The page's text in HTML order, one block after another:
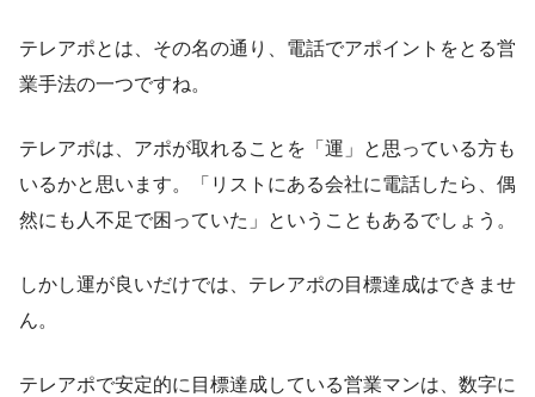
テレアポとは、その名の通り、電話でアポイントをとる営
業手法の一つですね。
テレアポは、アポが取れることを「運」と思っている方も
いるかと思います。「リストにある会社に電話したら、偶
然にも人不足で困っていた」ということもあるでしょう。
しかし運が良いだけでは、テレアポの目標達成はできませ
ん。
テレアポで安定的に目標達成している営業マンは、数字に